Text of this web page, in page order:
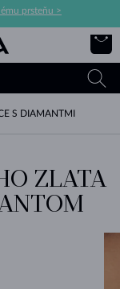
prsteňu >
S DIAMANTMI
ZLATA